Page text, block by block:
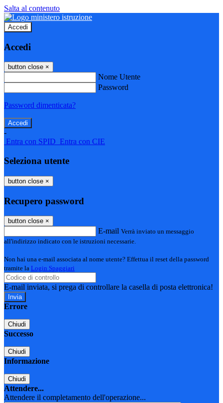
Salta al contenuto
Accedi
Accedi
button close ×
Nome Utente
Password
Password dimenticata?
-
Entra con SPID Entra con CIE
Seleziona utente
button close ×
Recupero password
button close ×
E-mail Verrà inviato un messaggio
all'indirizzo indicato con le istruzioni necessarie.
Non hai una e-mail associata al nome utente? Effettua il reset della password
tramite la Login Spaggiari
E-mail inviata, si prega di controllare la casella di posta elettronica!
Errore
Chiudi
Successo
Chiudi
Informazione
Chiudi
Attendere...
Attendere il completamento dell'operazione...